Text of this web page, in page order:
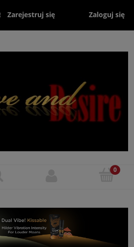
Zarejestruj się Zaloguj się